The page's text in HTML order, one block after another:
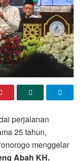
perjalanan
25 tahun,
menggelar
Abah KH.